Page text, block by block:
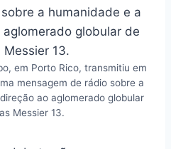
em Porto Rico, transmitiu em
mensagem de rádio sobre a
ao aglomerado globular
Messier 13.